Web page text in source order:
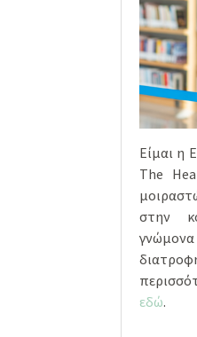
Είμαι η
The
στην
εδώ.